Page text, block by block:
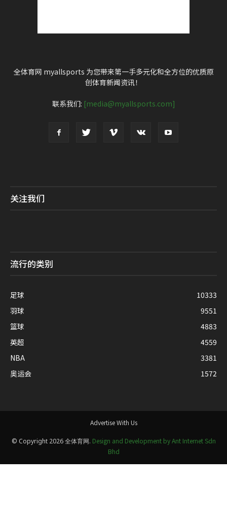
全体育网 myallsports 为您带来第一手多元化和全方位的优质原
创体育新闻资讯！
联系我们: [media@myallsports.com]
关注我们
流行的类别
足球
10333
羽球
9551
篮球
4883
英超
4559
NBA
3381
奥运会
1572
Advertise With Us
© Copyright 2026 全体育网. Design and Development by Ant Internet Sdn
Bhd